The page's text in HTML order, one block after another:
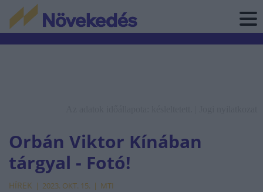
Orbán Viktor Kínában
tárgyal - Fotó!
HÍREK 2023. OKT. 15. MTI